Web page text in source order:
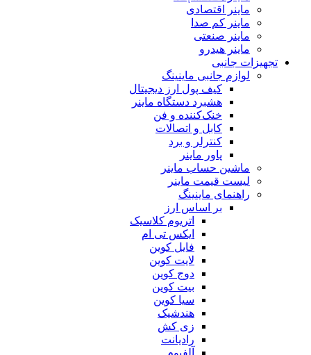
ماینر اقتصادی
ماینر کم‌ صدا
ماینر صنعتی
ماینر هیدرو
تجهیزات جانبی
لوازم جانبی ماینینگ
کیف پول ارز دیجیتال
هشبرد دستگاه ماینر
خنک‌کننده و فن
کابل و اتصالات
کنترلر و برد
پاور ماینر
ماشین حساب ماینر
لیست قیمت ماینر
راهنمای ماینینگ
بر اساس ارز
اتریوم کلاسیک
ایکس تی ام
فایل کوین
لایت کوین
دوج کوین
بیت کوین
سیا کوین
هندشیک
زی کش
رادیانت
آلفیوم